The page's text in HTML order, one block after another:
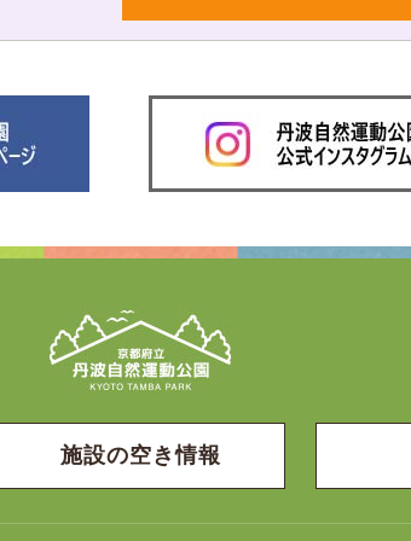
施設の空き情報